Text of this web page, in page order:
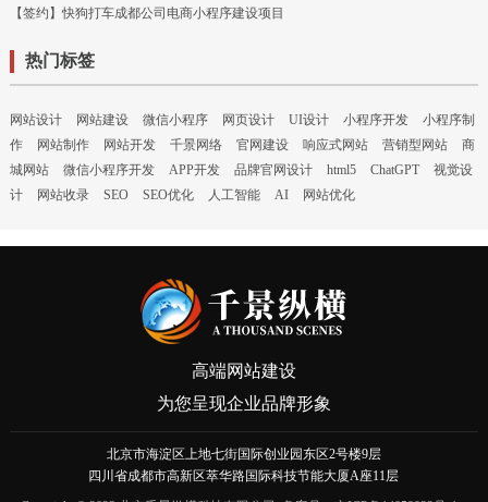
【签约】快狗打车成都公司电商小程序建设项目
热门标签
网站设计 网站建设 微信小程序 网页设计 UI设计 小程序开发
小程序制
作
网站制作 网站开发 千景网络 官网建设 响应式网站 营销型网站
商
城网站
微信小程序开发 APP开发 品牌官网设计 html5 ChatGPT
视觉设
计
网站收录 SEO SEO优化 人工智能 AI 网站优化
高端网站建设
为您呈现企业品牌形象
北京市海淀区上地七街国际创业园东区2号楼9层
四川省成都市高新区萃华路国际科技节能大厦A座11层